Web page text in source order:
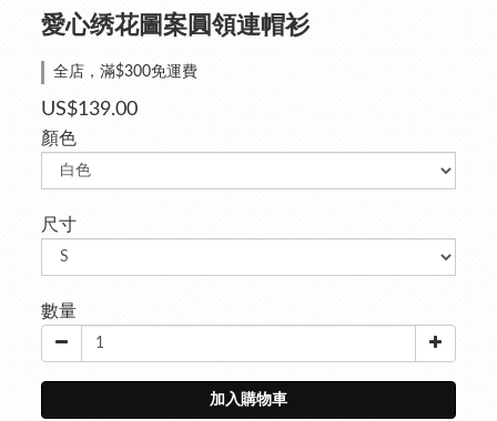
愛心绣花圖案圓領連帽衫
全店，滿$300免運費
US$139.00
顏色
尺寸
數量
加入購物車